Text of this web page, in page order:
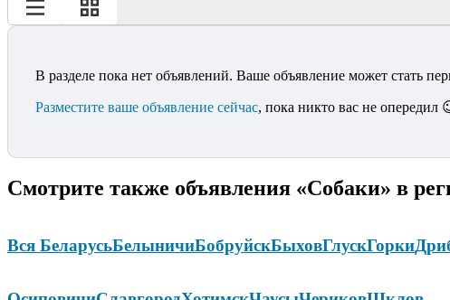
В разделе пока нет объявлений. Ваше объявление может стать
Разместите ваше объявление сейчас, пока никто вас не опередил
Смотрите также объявления «Собаки» в
Вся БеларусьБелыничиБобруйскБыховГлускГорки